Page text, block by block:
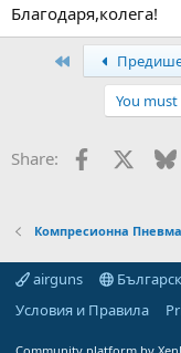
Благодаря,колега!
You
Share: Facebook
Компресионна
airguns
Условия и Правила